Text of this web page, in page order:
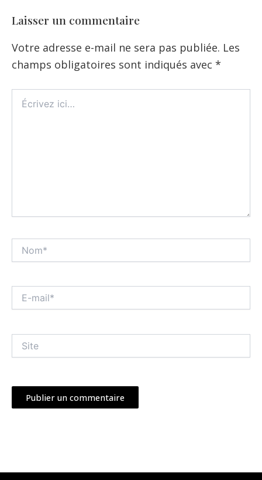
Laisser un commentaire
Votre adresse e-mail ne sera pas publiée. Les
champs obligatoires sont indiqués avec *
ici…
mail*